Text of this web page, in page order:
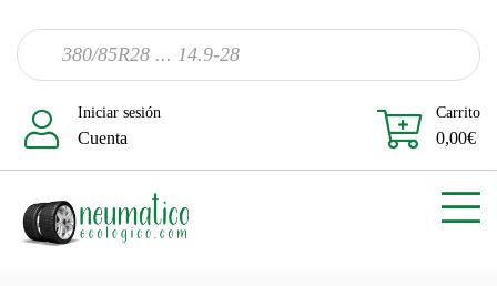
Iniciar sesión
Cuenta
Carrito
0,00€